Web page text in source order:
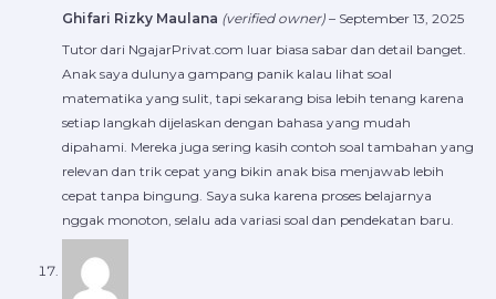
Ghifari Rizky Maulana (verified owner) – September 13, 2025
Tutor dari NgajarPrivat.com luar biasa sabar dan detail banget.
Anak saya dulunya gampang panik kalau lihat soal
matematika yang sulit, tapi sekarang bisa lebih tenang karena
setiap langkah dijelaskan dengan bahasa yang mudah
dipahami. Mereka juga sering kasih contoh soal tambahan yang
relevan dan trik cepat yang bikin anak bisa menjawab lebih
cepat tanpa bingung. Saya suka karena proses belajarnya
nggak monoton, selalu ada variasi soal dan pendekatan baru.